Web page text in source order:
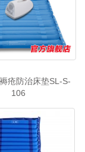
疮防治床垫SL-S-
106